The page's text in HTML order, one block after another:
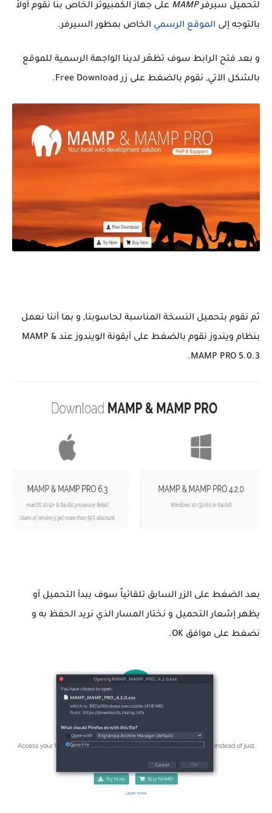
لتحميل سيرفرMAMP على جهاز الكمبيوتر الخاص بنا نقوم أولاً
بالتوجه إلى الموقع الرسمي الخاص بمطور السيرفر.
و بعد فتح الرابط سوف تظهَر لدينا الواجهة الرسمية للموقع
بالشكل الآتي, نقوم بالضغط على زر Free Download.
ثم نقوم بتحميل النسخة المناسبة لحاسوبنا, و بما أننا نعمل
بنظام ويندوز نقوم بالضغط على أيقونة الويندوز عند MAMP &
MAMP PRO 5.0.3.
بعد الضغط على الزر السابق تلقائياً سوف يبدأ التحميل أو
يظهر إشعار التحميل و نختار المسار الذي نريد الحفظ به و
نضغط على موافق OK.